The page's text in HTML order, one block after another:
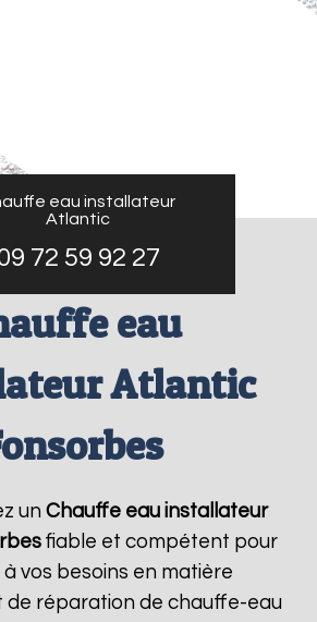
eau installateur
Atlantic
72 59 92 27
eau
Atlantic
un Chauffe eau installateur
fiable et compétent pour
vos besoins en matière
de réparation de chauffe-eau